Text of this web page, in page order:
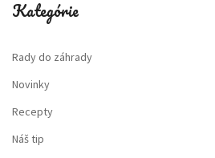
Kategórie
Rady do záhrady
Novinky
Recepty
Náš tip